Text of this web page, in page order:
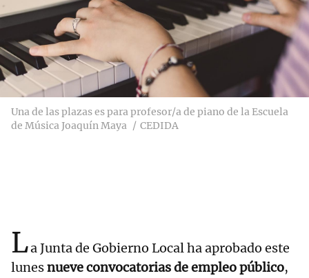
Una de las plazas es para profesor/a de piano de la Escuela
de Música Joaquín Maya
CEDIDA
La Junta de Gobierno Local ha aprobado este
lunesnueve convocatorias de empleo público,